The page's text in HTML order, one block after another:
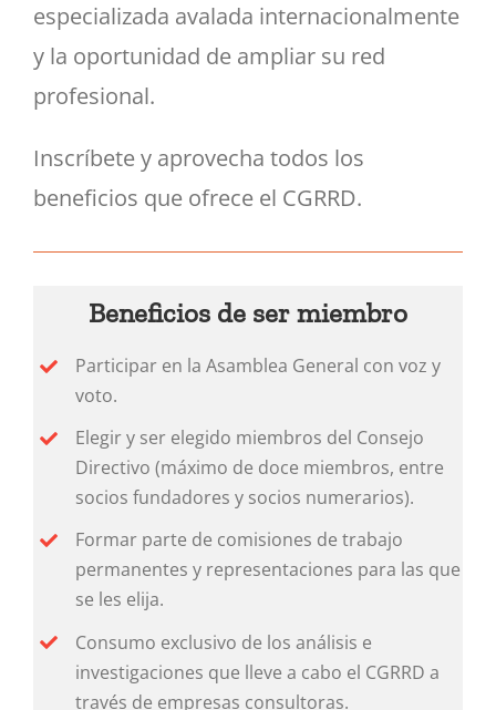
especializada avalada internacionalmente
y la oportunidad de ampliar su red
profesional.
Inscríbete y aprovecha todos los
beneficios que ofrece el CGRRD.
Beneficios de ser miembro
Participar en la Asamblea General con voz y
voto.
Elegir y ser elegido miembros del Consejo
Directivo (máximo de doce miembros, entre
socios fundadores y socios numerarios).
Formar parte de comisiones de trabajo
permanentes y representaciones para las que
se les elija.
Consumo exclusivo de los análisis e
investigaciones que lleve a cabo el CGRRD a
través de empresas consultoras.